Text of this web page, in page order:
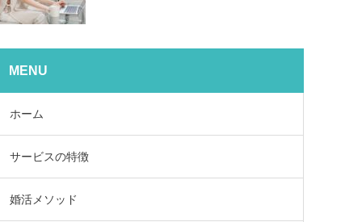
MENU
ホーム
サービスの特徴
婚活メソッド